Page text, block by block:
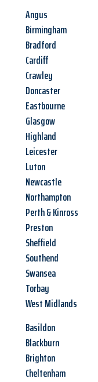
Angus
Birmingham
Bradford
Cardiff
Crawley
Doncaster
Eastbourne
Glasgow
Highland
Leicester
Luton
Newcastle
Northampton
Perth & Kinross
Preston
Sheffield
Southend
Swansea
Torbay
West Midlands
Basildon
Blackburn
Brighton
Cheltenham